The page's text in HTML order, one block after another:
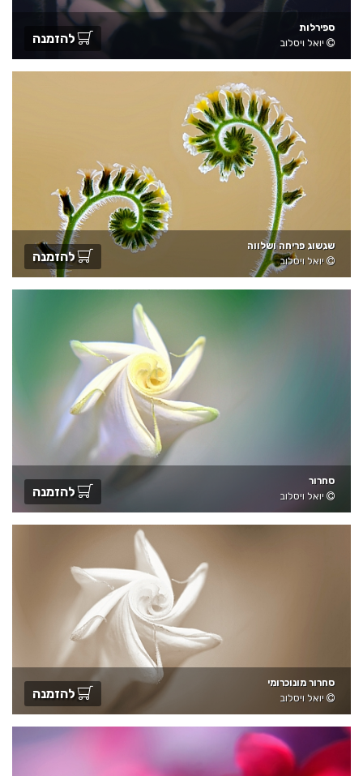
ספירלות
יואל ויסלוב
להזמנה
שגשוג פריחה ושלווה
יואל ויסלוב
להזמנה
סחרור
יואל ויסלוב
להזמנה
סחרור מונוכרומי
יואל ויסלוב
להזמנה